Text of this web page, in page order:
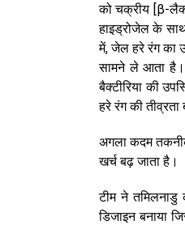
को चक्रीय [β-
हाइड्रोजेल के साथ
में, जेल हरे रंग का
सामने ले आता है।
बैक्टीरिया की
हरे रंग की
अगला कदम
खर्च बढ़ जाता है।
टीम ने
डिजाइन बनाया